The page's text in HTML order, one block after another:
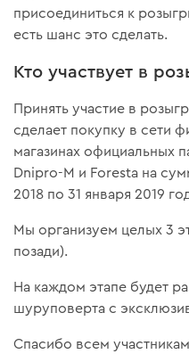
присоединиться к
есть шанс это сделать.
Кто участвует в
Принять участие в
сделает покупку в сети
магазинах официальных
Dnipro-M и Foresta на
2018 по 31 января 2019
Мы организуем целых 3
позади).
На каждом этапе будет
шуруповерта с
Спасибо всем